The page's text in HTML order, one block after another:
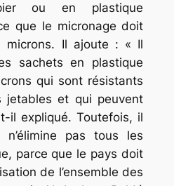
ou en plastique
que le micronage doit
microns. Il ajoute : « Il
sachets en plastique
qui sont résistants
et qui peuvent
il expliqué. Toutefois, il
pas tous les
parce que le pays doit
de l’ensemble des